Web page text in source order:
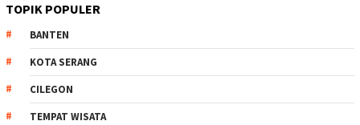
TOPIK POPULER
BANTEN
KOTA SERANG
CILEGON
TEMPAT WISATA